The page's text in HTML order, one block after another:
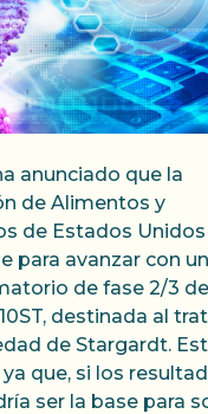
anunciado que la
de Alimentos y
de Estados Unidos
para avanzar con
de fase 2/3
destinada al
de Stargardt.
que, si los
ser la base para